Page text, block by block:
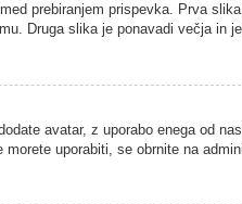
prebiranjem prispevka. Prva
Druga slika je ponavadi večja in
avatar, z uporabo enega od
uporabiti, se obrnite na